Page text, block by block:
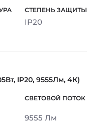
IP20
IP20, 9555Лм, 4К)
9555 Лм